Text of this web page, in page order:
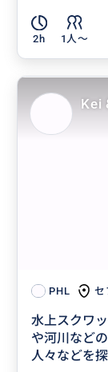
2h 1人〜
PHL セ
水上スクワ
や河川など
人々などを探
Kei